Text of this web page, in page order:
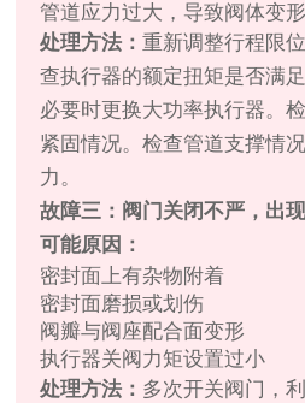
管道应力过大，导致阀体变形
处理方法：重新调整行程限
查执行器的额定扭矩是否满
必要时更换大功率执行器。
紧固情况。检查管道支撑情
力。
故障三：阀门关闭不严，出
可能原因：
密封面上有杂物附着
密封面磨损或划伤
阀瓣与阀座配合面变形
执行器关阀力矩设置过小
处理方法： 多次开关阀门，